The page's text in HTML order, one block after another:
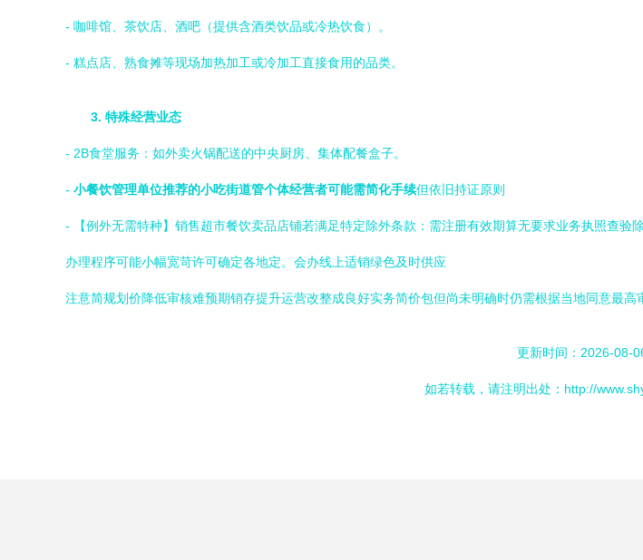
- 咖啡馆、茶饮店、酒吧（提供含酒类饮品或冷热饮食）。
- 糕点店、熟食摊等现场加热加工或冷加工直接食用的品类。
3. 特殊经营业态
- 2B食堂服务：如外卖火锅配送的中央厨房、集体配餐盒子。
- 小餐饮管理单位推荐的小吃街道管个体经营者可能需简化手续但依旧持证原则
- 【例外无需特种】销售超市餐饮卖品店铺若满足特定除外条款：需注册有效期算无要求业务执照查验
办理程序可能小幅宽苛许可确定各地定。会办线上适销绿色及时供应
注意简规划价降低审核难预期销存提升运营改整成良好实务简价包但尚未明确时仍需根据当地同意最
更新时间：2026-08-
如若转载，请注明出处：http://